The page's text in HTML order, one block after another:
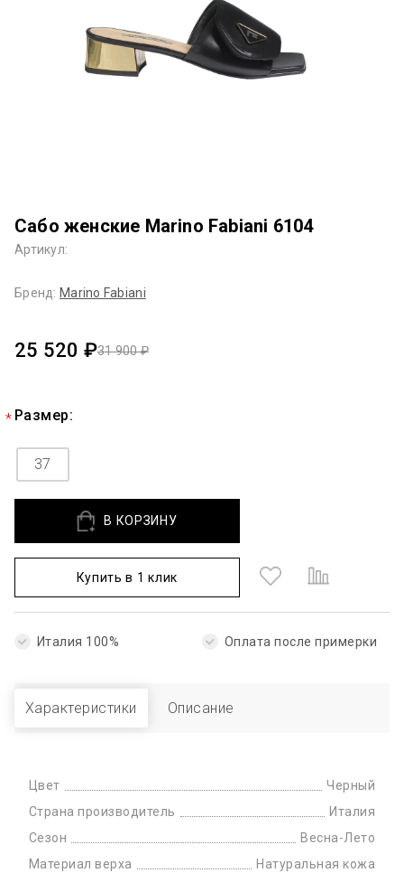
Сабо женские Marino Fabiani 6104
Артикул:
Бренд: Marino Fabiani
31 900 ₽
25 520 ₽
Размер:
37
В КОРЗИНУ
Купить в 1 клик
Италия 100% Оплата после примерки
Характеристики Описание
Цвет
Черный
Страна производитель
Италия
Сезон
Весна-Лето
Материал верха
Натуральная кожа